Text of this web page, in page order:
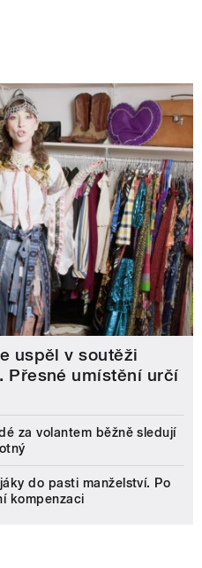
uspěl v soutěži
Přesné umístění určí
za volantem běžně sledují
do pasti manželství. Po
kompenzaci